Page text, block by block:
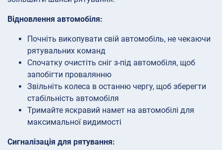
Відновлення автомобіля:
Почніть викопувати свій автомобіль, не чекаючи
рятувальних команд
Спочатку очистіть сніг з-під автомобіля, щоб
запобігти провалянню
Звільніть колеса в останню чергу, щоб зберегти
стабільність автомобіля
Тримайте яскравий намет на автомобілі для
максимальної видимості
Сигналізація для рятування: